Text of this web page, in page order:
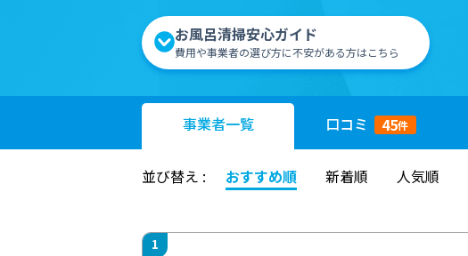
お風呂清掃安心ガイド
費用や事業者の選び方に不安がある方はこちら
事業者一覧 口コミ 45件
並び替え : おすすめ順 新着順 人気順
1